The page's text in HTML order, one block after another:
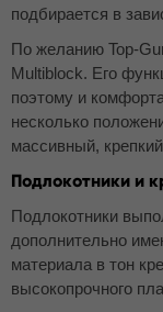
подбирается в
По желанию Top-
Multiblock. Его
поэтому и
несколько
массивный,
Подлокотники и
Подлокотники
дополнительно
материала в тон
высокопрочного